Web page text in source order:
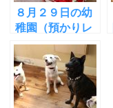
８月２９日の幼
稚園（預かりレ
ッスン）の様
子〜チャイム吠
え対策のトレー
ニング〜